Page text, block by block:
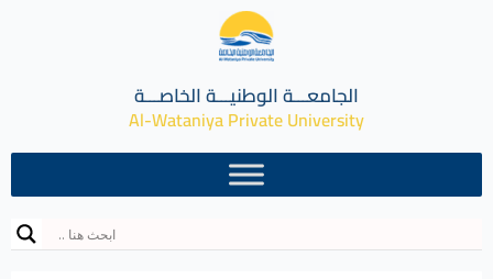
الجامعـــة الوطنيـــة الخاصـــة
Al-Wataniya Private University